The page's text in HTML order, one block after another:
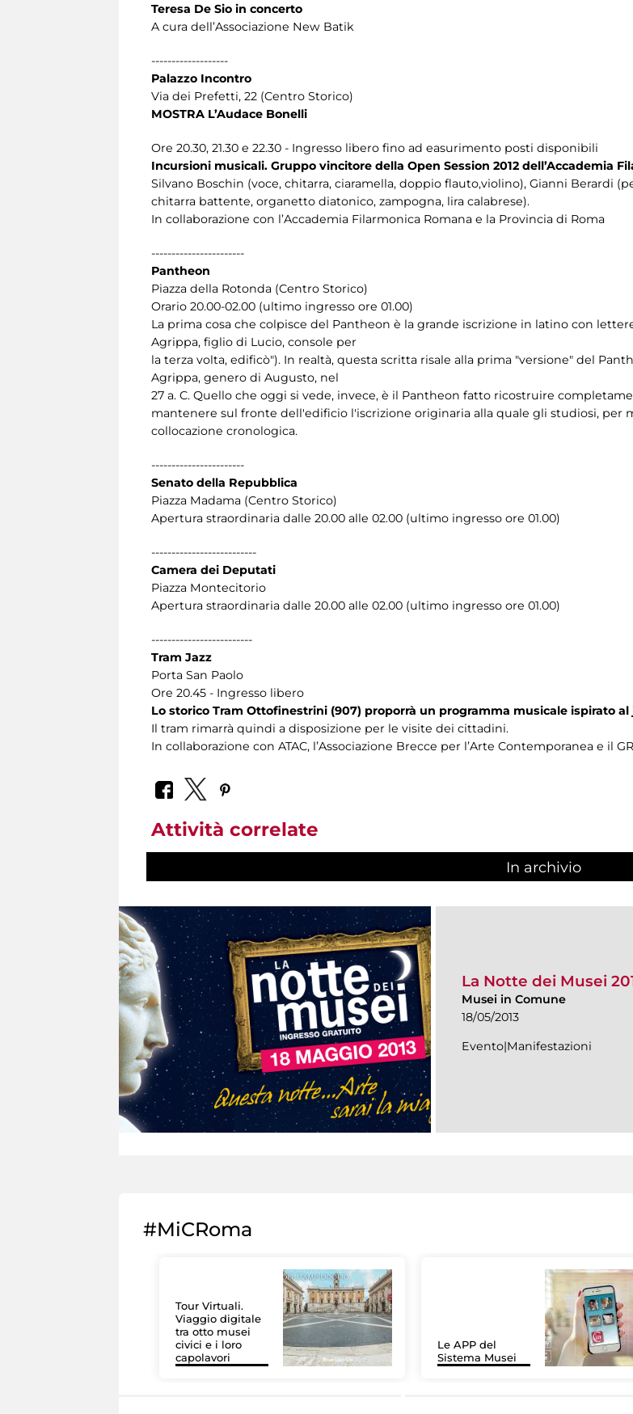
Teresa De Sio in concerto
A cura dell’Associazione New Batik
-------------------
Palazzo Incontro
Via dei Prefetti, 22 (Centro Storico)
MOSTRA L’Audace Bonelli
Ore 20.30, 21.30 e 22.30 - Ingresso libero fino ad easurimento posti disponibili
Incursioni musicali. Gruppo vincitore della Open Session 2012 dell’Accademia
Silvano Boschin (voce, chitarra, ciaramella, doppio flauto,violino), Gianni Berardi
chitarra battente, organetto diatonico, zampogna, lira calabrese).
In collaborazione con l’Accademia Filarmonica Romana e la Provincia di Roma
-----------------------
Pantheon
Piazza della Rotonda (Centro Storico)
Orario 20.00-02.00 (ultimo ingresso ore 01.00)
La prima cosa che colpisce del Pantheon è la grande iscrizione in latino con
Agrippa, figlio di Lucio, console per
la terza volta, edificò"). In realtà, questa scritta risale alla prima "versione" del
Agrippa, genero di Augusto, nel
27 a. C. Quello che oggi si vede, invece, è il Pantheon fatto ricostruire
mantenere sul fronte dell'edificio l'iscrizione originaria alla quale gli studiosi, per
collocazione cronologica.
-----------------------
Senato della Repubblica
Piazza Madama (Centro Storico)
Apertura straordinaria dalle 20.00 alle 02.00 (ultimo ingresso ore 01.00)
--------------------------
Camera dei Deputati
Piazza Montecitorio
Apertura straordinaria dalle 20.00 alle 02.00 (ultimo ingresso ore 01.00)
-------------------------
Tram Jazz
Porta San Paolo
Ore 20.45 - Ingresso libero
Lo storico Tram Ottofinestrini (907) proporrà un programma musicale ispirato al
Il tram rimarrà quindi a disposizione per le visite dei cittadini.
In collaborazione con ATAC, l’Associazione Brecce per l’Arte Contemporanea e il
Attività correlate
In archivio
La Notte dei Musei
Musei in Comune
18/05/2013
Evento|Manifestazioni
#MiCRoma
Tour Virtuali.
Viaggio digitale
tra otto musei
civici e i loro
capolavori
Le APP del
Sistema Musei